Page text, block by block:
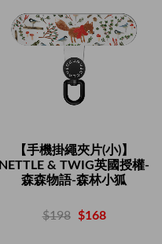
【手機掛繩夾片(小)】
NETTLE & TWIG英國授權-
森森物語-森林小狐
$198 $168